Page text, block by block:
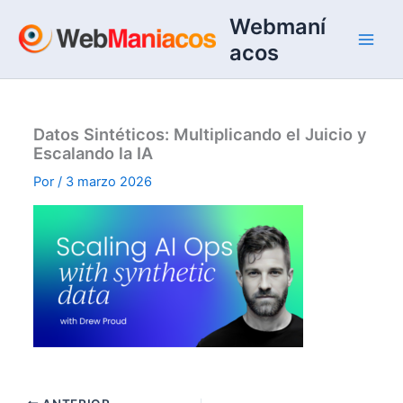
contenido
Webmaní
acos
Datos Sintéticos: Multiplicando el Juicio y
Escalando la IA
Por/ 3 marzo 2026